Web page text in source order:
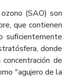
(SAO) son
que contienen
suficientemente
donde
de
"agujero de la